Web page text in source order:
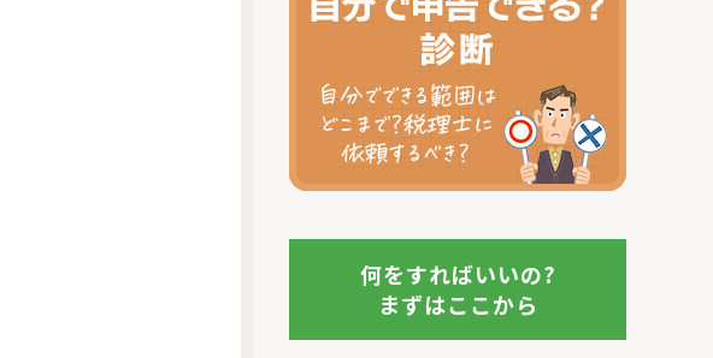
何をすればいいの?
まずはここから